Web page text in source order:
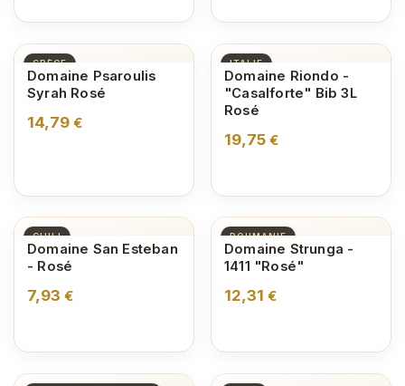
GRÈCE
Domaine Psaroulis
Syrah Rosé
14,79 €
ITALIE
Domaine Riondo -
"Casalforte" Bib 3L
Rosé
19,75€
CHILI
Domaine San Esteban
- Rosé
7,93 €
ROUMANIE
Domaine Strunga -
1411 "Rosé"
12,31 €